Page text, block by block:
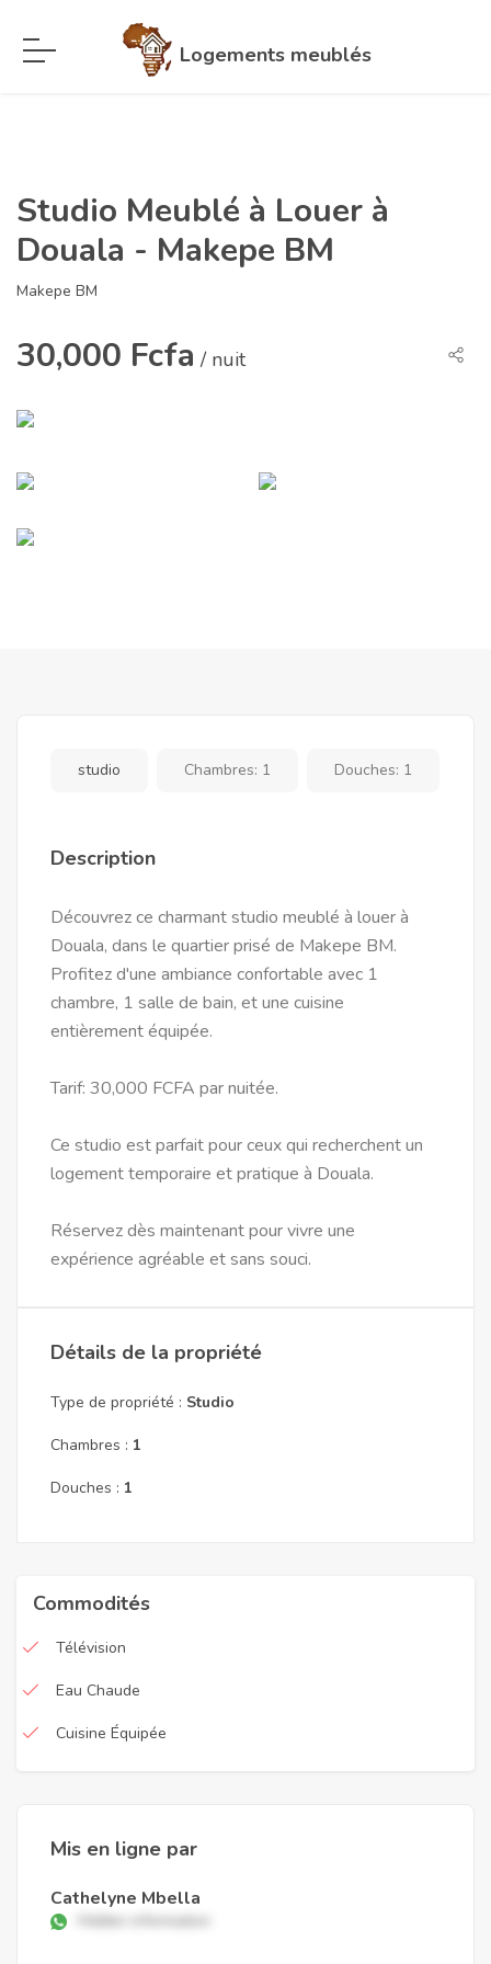
Logements meublés
Studio Meublé à Louer à
Douala - Makepe BM
Makepe BM
30,000 Fcfa / nuit
studio Chambres: 1 Douches: 1
Description
Découvrez ce charmant studio meublé à louer à
Douala, dans le quartier prisé de Makepe BM.
Profitez d'une ambiance confortable avec 1
chambre, 1 salle de bain, et une cuisine
entièrement équipée.
Tarif: 30,000 FCFA par nuitée.
Ce studio est parfait pour ceux qui recherchent un
logement temporaire et pratique à Douala.
Réservez dès maintenant pour vivre une
expérience agréable et sans souci.
Détails de la propriété
Type de propriété : Studio
Chambres : 1
Douches : 1
Commodités
Télévision
Eau Chaude
Cuisine Équipée
Mis en ligne par
Cathelyne Mbella